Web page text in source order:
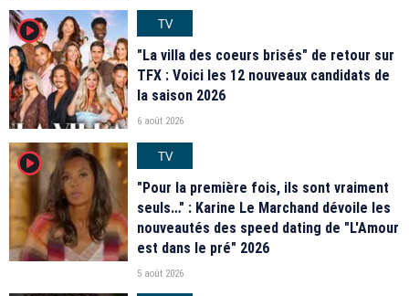
player2
TV
"La villa des coeurs brisés" de retour sur
TFX : Voici les 12 nouveaux candidats de
la saison 2026
6 août 2026
player2
TV
"Pour la première fois, ils sont vraiment
seuls…" : Karine Le Marchand dévoile les
nouveautés des speed dating de "L'Amour
est dans le pré" 2026
5 août 2026